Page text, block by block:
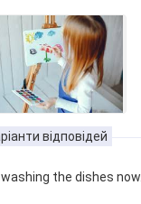
відповідей
washing the dishes now.